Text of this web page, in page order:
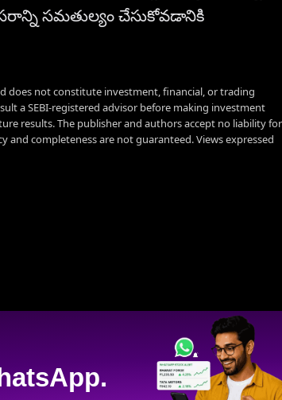
సమతుల్యం చేసుకోవడానికి
does not constitute investment, financial, or trading
a SEBI-registered advisor before making investment
results. The publisher and authors accept no liability for
and completeness are not guaranteed. Views expressed